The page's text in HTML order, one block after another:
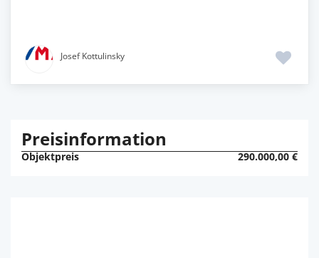
Josef Kottulinsky
Preisinformation
Objektpreis 290.000,00 €